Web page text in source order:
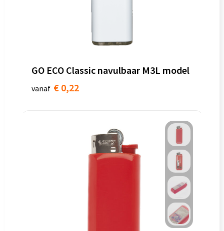
GO ECO Classic navulbaar M3L model
vanaf € 0,22